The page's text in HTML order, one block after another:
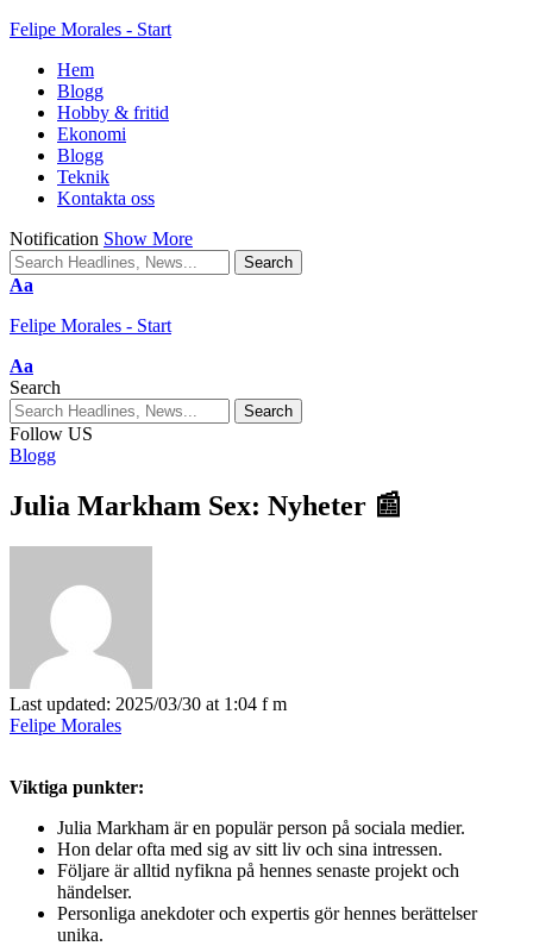
Felipe Morales - Start
Hem
Blogg
Hobby & fritid
Ekonomi
Blogg
Teknik
Kontakta oss
Notification Show More
Aa
Felipe Morales - Start
Aa
Search
Follow US
Blogg
Julia Markham Sex: Nyheter 📰
Last updated: 2025/03/30 at 1:04 f m
Felipe Morales
Viktiga punkter:
Julia Markham är en populär person på sociala medier.
Hon delar ofta med sig av sitt liv och sina intressen.
Följare är alltid nyfikna på hennes senaste projekt och
händelser.
Personliga anekdoter och expertis gör hennes berättelser
unika.